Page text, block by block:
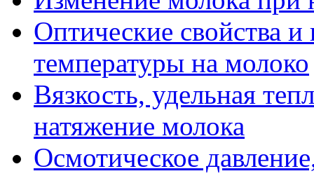
Оптические свойства
температуры на молоко
Вязкость, удельная
натяжение молока
Осмотическое